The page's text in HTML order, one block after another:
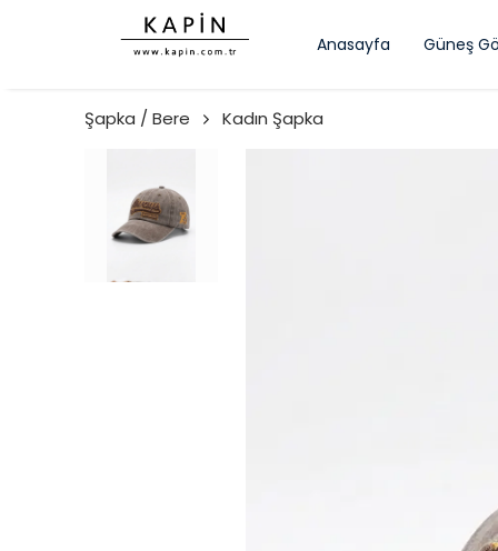
Anasayfa Güneş
Şapka / Bere Kadın Şapka